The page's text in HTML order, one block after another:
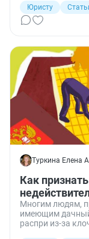
разному.
рассмотрим,
подходы.
Юристу
Туркина Елена
Как
Многим людям,
имеющим
распри из-за